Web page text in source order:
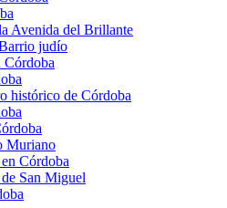
Avenida del Brillante
judío
Córdoba
histórico de Córdoba
Muriano
Córdoba
San Miguel